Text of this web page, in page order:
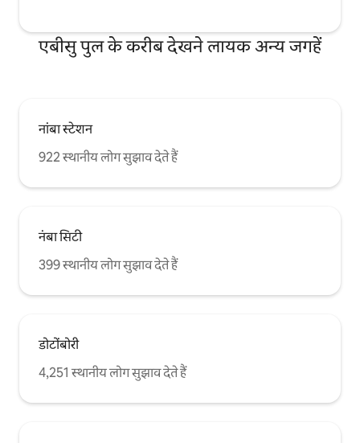
एबीसु पुल के करीब देखने लायक अन्य जगहें
नांबा स्टेशन
922 स्थानीय लोग सुझाव देते हैं
नंबा सिटी
399 स्थानीय लोग सुझाव देते हैं
डोटोंबोरी
4,251 स्थानीय लोग सुझाव देते हैं